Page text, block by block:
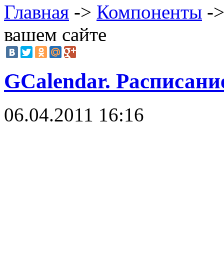
Главная -> Компоненты -
вашем сайте
GCalendar.
06.04.2011 16:16